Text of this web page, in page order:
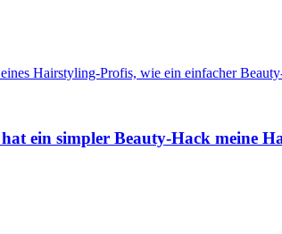
ein simpler Beauty-Hack meine